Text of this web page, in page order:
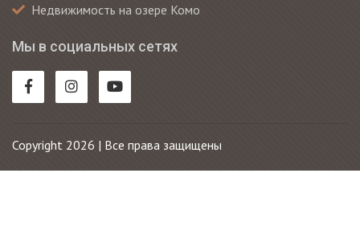
Недвижимость на озере Комо
Мы в социальных сетях
Copyright 2026 | Все права защищены